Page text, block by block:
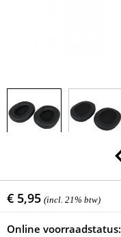
€ 5,95 (incl. 21% btw)
Online voorraadstatus: